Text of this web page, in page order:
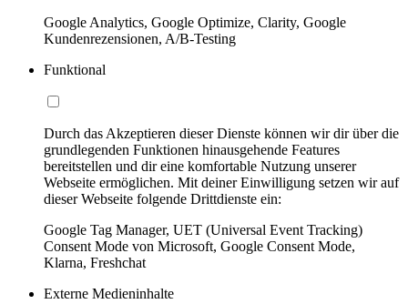
Google Analytics, Google Optimize, Clarity, Google
Kundenrezensionen, A/B-Testing
Funktional
Durch das Akzeptieren dieser Dienste können wir dir über die
grundlegenden Funktionen hinausgehende Features
bereitstellen und dir eine komfortable Nutzung unserer
Webseite ermöglichen. Mit deiner Einwilligung setzen wir auf
dieser Webseite folgende Drittdienste ein:
Google Tag Manager, UET (Universal Event Tracking)
Consent Mode von Microsoft, Google Consent Mode,
Klarna, Freshchat
Externe Medieninhalte